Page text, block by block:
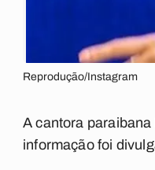
Reprodução/Instagram
A cantora
informação foi